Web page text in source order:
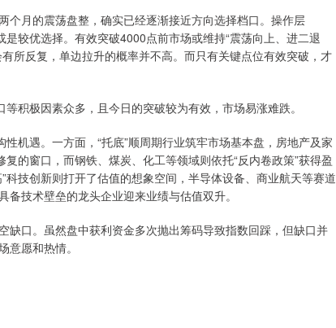
月的震荡盘整，确实已经逐渐接近方向选择档口。操作层
较优选择。有效突破4000点前市场或维持“震荡向上、进二退
所反复，单边拉升的概率并不高。而只有关键点位有效突破，才
积极因素众多，且今日的突破较为有效，市场易涨难跌。
机遇。一方面，“托底”顺周期行业筑牢市场基本盘，房地产及家
的窗口，而钢铁、煤炭、化工等领域则依托“反内卷政策”获得盈
技创新则打开了估值的想象空间，半导体设备、商业航天等赛道
技术壁垒的龙头企业迎来业绩与估值双升。
口。虽然盘中获利资金多次抛出筹码导致指数回踩，但缺口并
愿和热情。